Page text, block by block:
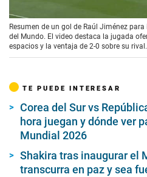
Resumen de un gol de Raúl Jiménez
del Mundo. El video destaca la jugada
espacios y la ventaja de 2-0 sobre su rival.
TE PUEDE INTERESAR
Corea del Sur vs
hora juegan y dónde ver
Mundial 2026
Shakira tras inaugurar el
transcurra en paz y sea